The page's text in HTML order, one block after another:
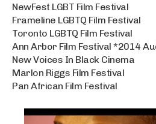
NewFest LGBT Film Festival
Frameline LGBTQ Film Festival
Toronto LGBTQ Film Festival
Ann Arbor Film Festival *2014
New Voices In Black Cinema
Marlon Riggs Film Festival
Pan African Film Festival